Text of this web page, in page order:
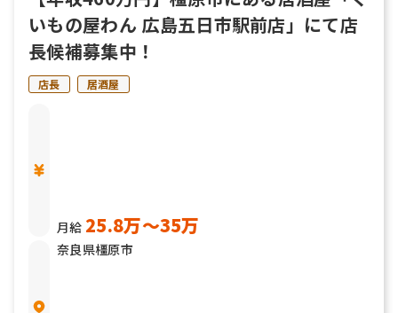
いもの屋わん 広島五日市駅前店」にて店
長候補募集中！
店長 居酒屋
月給 25.8万〜35万
奈良県橿原市